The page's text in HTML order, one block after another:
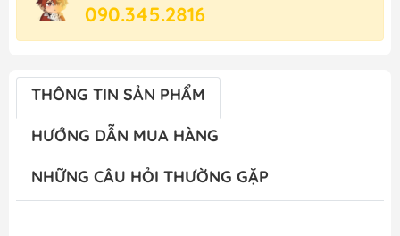
090.345.2816
THÔNG TIN SẢN PHẨM
HƯỚNG DẪN MUA HÀNG
NHỮNG CÂU HỎI THƯỜNG GẶP